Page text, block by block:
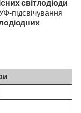
світлодіоди
підсвічування